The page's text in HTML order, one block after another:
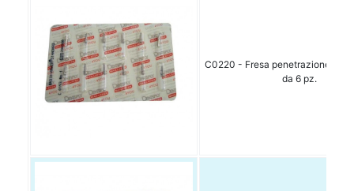
C0220 - Fresa penetrazione
da 6 pz.